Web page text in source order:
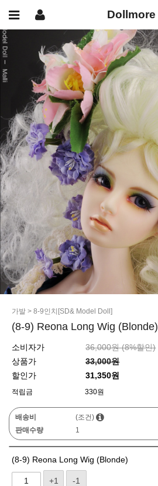
Dollmore
가발 > 8-9인치[SD& Model Doll]
(8-9) Reona Long Wig (Blonde)
소비자가 36,000원 (8%할인)
상품가
33,000원
할인가
31,350원
적립금 330원
배송비
(조건)
판매수량
1
(8-9) Reona Long Wig (Blonde)
+1 -1